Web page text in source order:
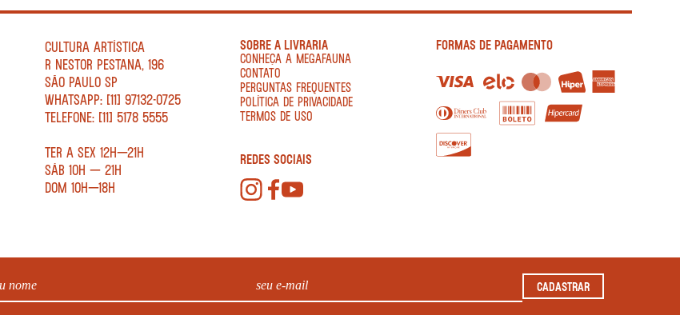
CULTURA ARTÍSTICA
R NESTOR PESTANA, 196
SÃO PAULO SP
WHATSAPP: [11] 97132-0725
TELEFONE: [11] 5178 5555
TER A SEX 12H—21H
SÁB 10H — 21H
DOM 10H—18H
SOBRE A LIVRARIA
CONHEÇA A MEGAFAUNA
CONTATO
PERGUNTAS FREQUENTES
POLÍTICA DE PRIVACIDADE
TERMOS DE USO
REDES SOCIAIS
FORMAS DE PAGAMENTO
CADASTRAR